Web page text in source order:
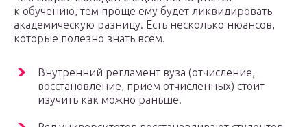
к обучению, тем проще ему будет ликвидировать
академическую разницу. Есть несколько нюансов,
которые полезно знать всем.
Внутренний регламент вуза (отчисление,
восстановление, прием отчисленных) стоит
изучить как можно раньше.